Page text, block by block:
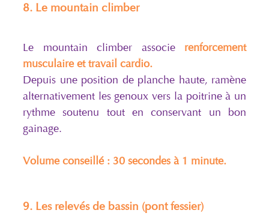
8. Le mountain climber
Le mountain climber associe renforcement
musculaire et travail cardio.
Depuis une position de planche haute, ramène
alternativement les genoux vers la poitrine à un
rythme soutenu tout en conservant un bon
gainage.
Volume conseillé : 30 secondes à 1 minute.
9. Les relevés de bassin (pont fessier)